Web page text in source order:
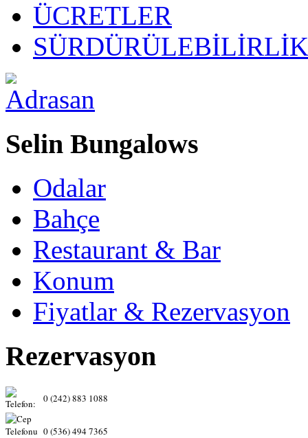
ÜCRETLER
SÜRDÜRÜLEBİLİRLİK
Selin Bungalows
Odalar
Bahçe
Restaurant & Bar
Konum
Fiyatlar & Rezervasyon
Rezervasyon
0 (242) 883 1088
0 (536) 494 7365